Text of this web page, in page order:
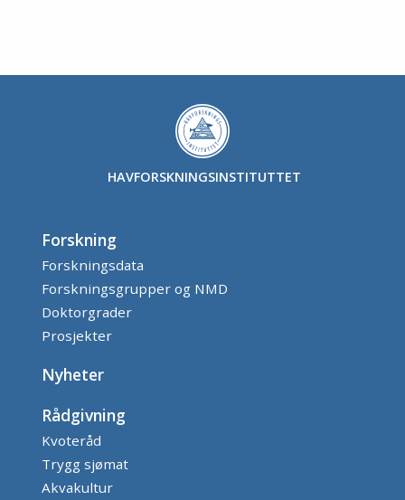
HAVFORSKNINGSINSTITUTTET
Forskning
Forskningsdata
Forskningsgrupper og NMD
Doktorgrader
Prosjekter
Nyheter
Rådgivning
Kvoteråd
Trygg sjømat
Akvakultur